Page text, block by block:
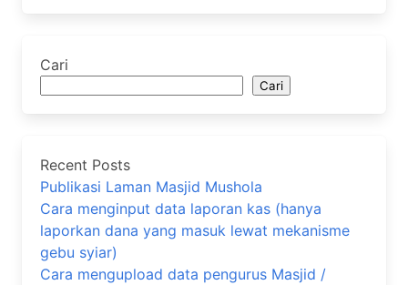
Cari
Cari
Recent Posts
Publikasi Laman Masjid Mushola
Cara menginput data laporan kas (hanya
laporkan dana yang masuk lewat mekanisme
gebu syiar)
Cara mengupload data pengurus Masjid /